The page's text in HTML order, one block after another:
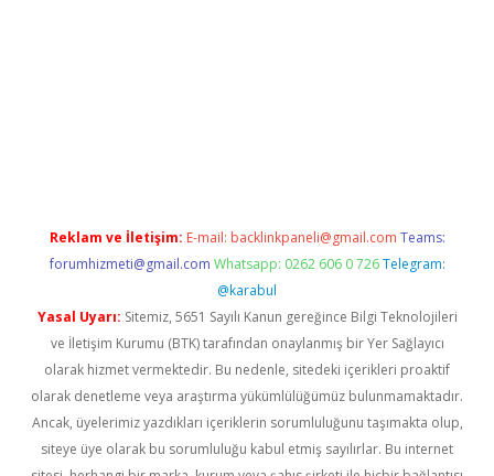
Reklam ve İletişim: E-mail: backlinkpaneli@gmail.com Teams:
forumhizmeti@gmail.com Whatsapp: 0262 606 0 726 Telegram:
@karabul
Yasal Uyarı: Sitemiz, 5651 Sayılı Kanun gereğince Bilgi Teknolojileri
ve İletişim Kurumu (BTK) tarafından onaylanmış bir Yer Sağlayıcı
olarak hizmet vermektedir. Bu nedenle, sitedeki içerikleri proaktif
olarak denetleme veya araştırma yükümlülüğümüz bulunmamaktadır.
Ancak, üyelerimiz yazdıkları içeriklerin sorumluluğunu taşımakta olup,
siteye üye olarak bu sorumluluğu kabul etmiş sayılırlar. Bu internet